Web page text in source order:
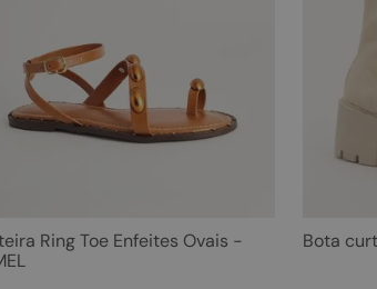
Ring Toe Enfeites Ovais -
Bota